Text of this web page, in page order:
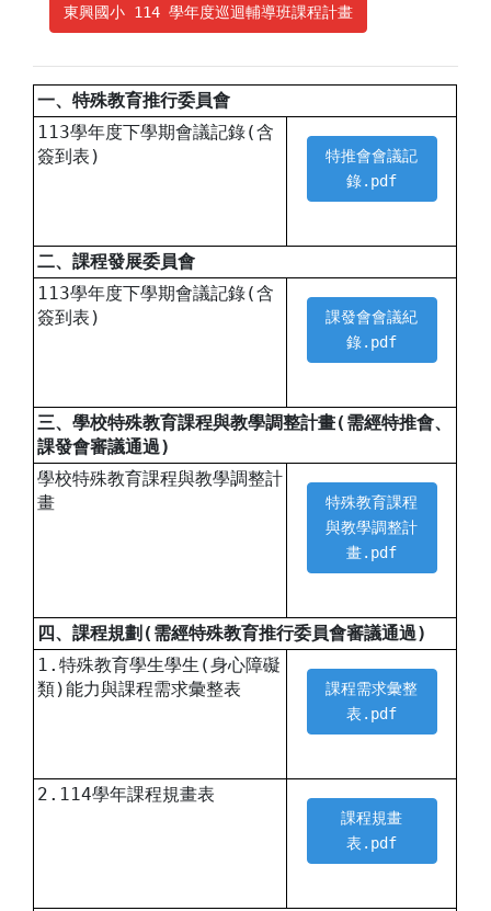
東興國小 114 學年度巡迴輔導班課程計畫
一、特殊教育推行委員會
113學年度下學期會議記錄(含
簽到表)
特推會會議記
錄.pdf
二、課程發展委員會
113學年度下學期會議記錄(含
簽到表)
課發會會議紀
錄.pdf
三、學校特殊教育課程與教學調整計畫(需經特推會、
課發會審議通過)
學校特殊教育課程與教學調整計
畫
特殊教育課程
與教學調整計
畫.pdf
四、課程規劃(需經特殊教育推行委員會審議通過)
1.特殊教育學生學生(身心障礙
類)能力與課程需求彙整表
課程需求彙整
表.pdf
2.114學年課程規畫表
課程規畫
表.pdf